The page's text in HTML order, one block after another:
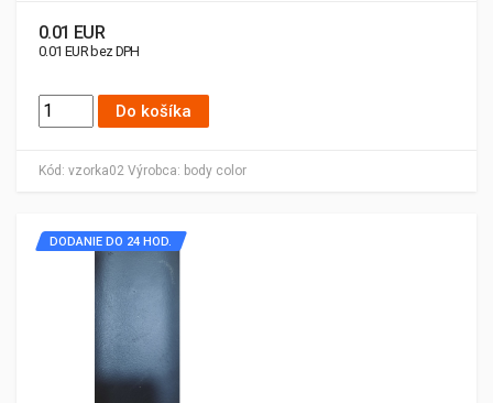
Kód: vzorka02 Výrobca: body color
0.01 EUR
0.01 EUR bez DPH
Do košíka
DODANIE DO 24 HOD.